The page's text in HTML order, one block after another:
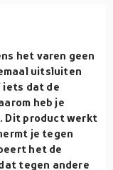
het varen geen
uitsluiten
iets dat de
heb je
Dit product werkt
je tegen
het de
tegen andere